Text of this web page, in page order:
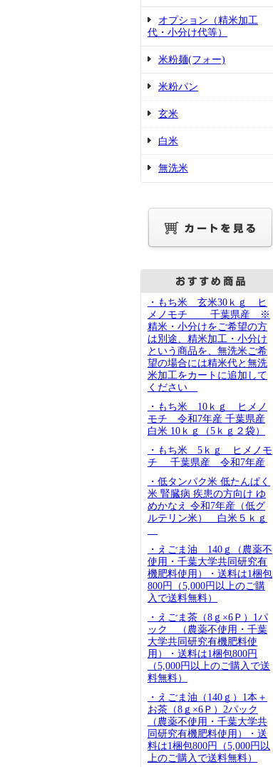
オプション（精米加工
代・小分け代等）
米粉麺(フォー)
米粉パン
玄米
白米
無洗米
・もち米 玄米30ｋｇ ヒ
メノモチ 千葉県産 ※
精米・小分けをご希望の方
は別途、精米加工・小分け
という商品を、無洗米ご希
望の場合には精米代と無洗
米加工をカートに追加して
ください
・もち米 10ｋｇ ヒメノ
モチ 令和7年産 千葉県産
白米 10ｋｇ（5ｋｇ２袋）
・もち米 5ｋｇ ヒメノモ
チ 千葉県産 令和7年産
・低タンパク米 低たんぱく
米 腎臓病 疾患の方向け ゆ
めかなえ 令和7年産（低グ
ルテリン米） 白米５ｋｇ
・えごま油 140ｇ（農薬不
使用・千葉大学共同研究有
機肥料使用）・送料は1梱包
800円（5,000円以上のご購
入で送料無料）
・えごま茶（8ｇ×6Ｐ）1パ
ック （農薬不使用・千葉
大学共同研究有機肥料使
用）・送料は1梱包800円
（5,000円以上のご購入で送
料無料）
・えごま油（140ｇ）1本＋
お茶（8ｇ×6Ｐ）2パック
（農薬不使用・千葉大学共
同研究有機肥料使用）・送
料は1梱包800円（5,000円以
上のご購入で送料無料）